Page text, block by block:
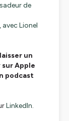
de
Lionel
un
sur Apple
podcast
LinkedIn.